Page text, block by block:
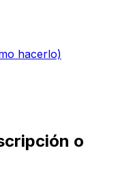
hacerlo)
o